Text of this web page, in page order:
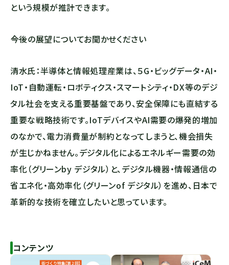
という規模が推計できます。
――今後の展望についてお聞かせください
清水氏：半導体と情報処理産業は、５G・ビッグデータ・AI・
IoT・自動運転・ロボティクス・スマートシティ・DX等のデジ
タル社会を支える重要基盤であり、安全保障にも直結する
重要な戦略技術です。IoTデバイスやAI需要の爆発的増加
のなかで、電力消費量が制約となってしまうと、機会損失
が生じかねません。デジタル化によるエネルギー需要の効
率化（グリーンby デジタル）と、デジタル機器・情報通信の
省エネ化・高効率化（グリーンof デジタル）を進め、日本で
革新的な技術を確立したいと思っています。
コンテンツ